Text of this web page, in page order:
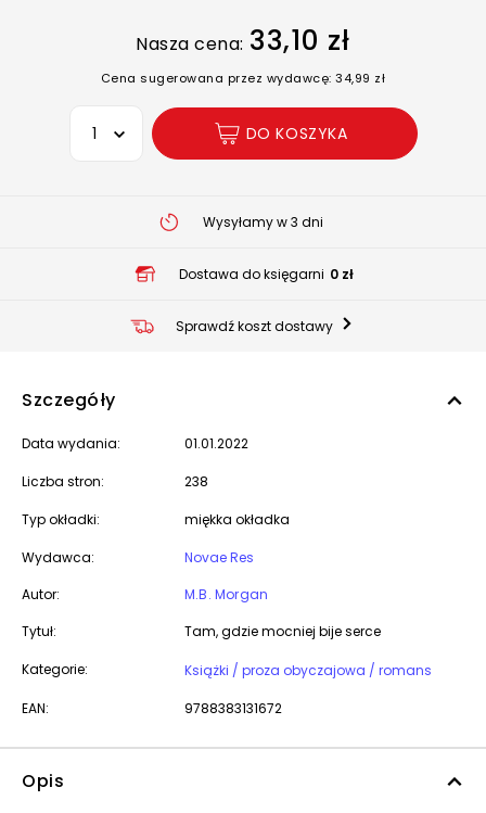
Nasza cena: 33,10 zł
Cena sugerowana przez wydawcę: 34,99 zł
Wybierz opcję
DO KOSZYKA
Wysyłamy w 3 dni
Dostawa do księgarni 0 zł
Sprawdź koszt dostawy
Szczegóły
Data wydania: 01.01.2022
Liczba stron: 238
Typ okładki: miękka okładka
Wydawca:
Novae Res
Autor:
M.B. Morgan
Tytuł:
Tam, gdzie mocniej bije serce
Kategorie: Książki / proza obyczajowa / romans
EAN: 9788383131672
Opis